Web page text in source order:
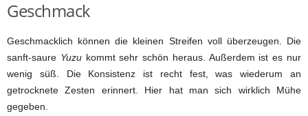
Geschmack
Geschmacklich können die kleinen Streifen voll überzeugen. Die
sanft-saure Yuzukommt sehr schön heraus. Außerdem ist es nur
wenig süß. Die Konsistenz ist recht fest, was wiederum an
getrocknete Zesten erinnert. Hier hat man sich wirklich Mühe
gegeben.